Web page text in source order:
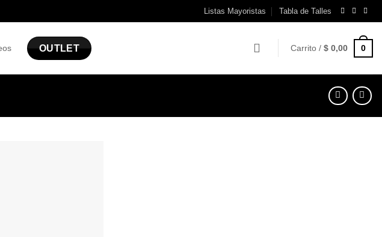
Listas Mayoristas Tabla de Talles
OUTLET Carrito /$ 0,00 0